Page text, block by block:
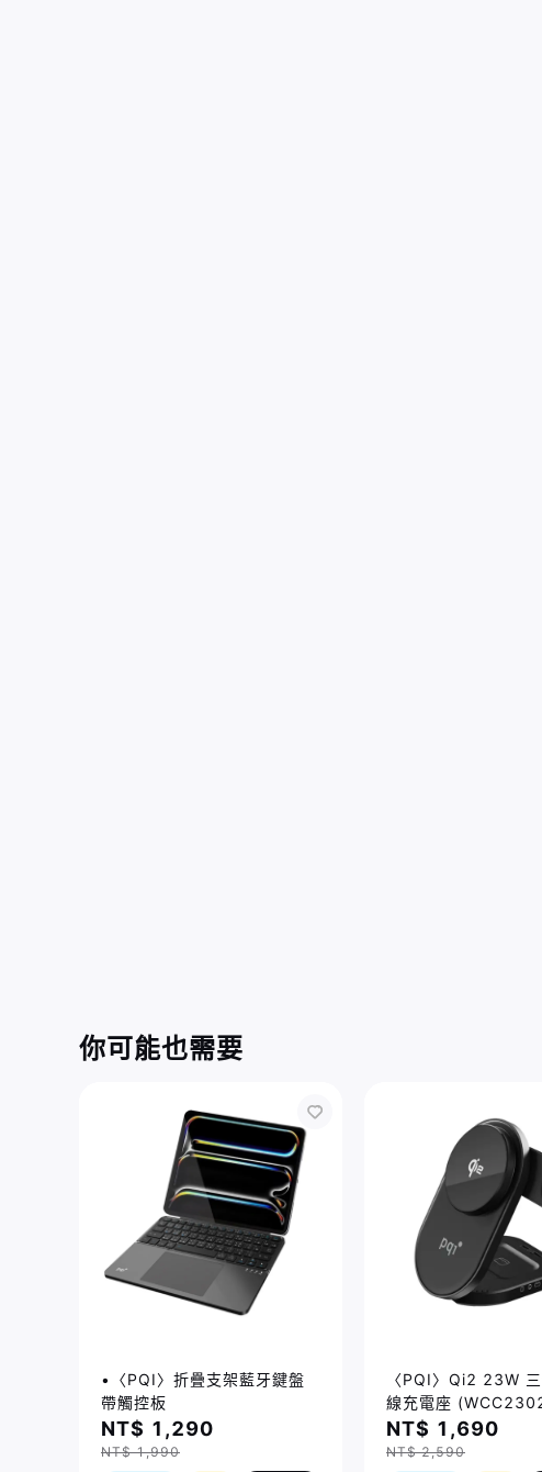
你可能也需要
•〈PQI〉折疊支架藍牙鍵盤
帶觸控板
NT$ 1,290
NT$ 1,990
〈PQI〉Qi2 23W
線充電座
NT$ 1,690
NT$ 2,590